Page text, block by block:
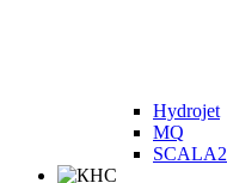
Hydrojet
MQ
SCALA2